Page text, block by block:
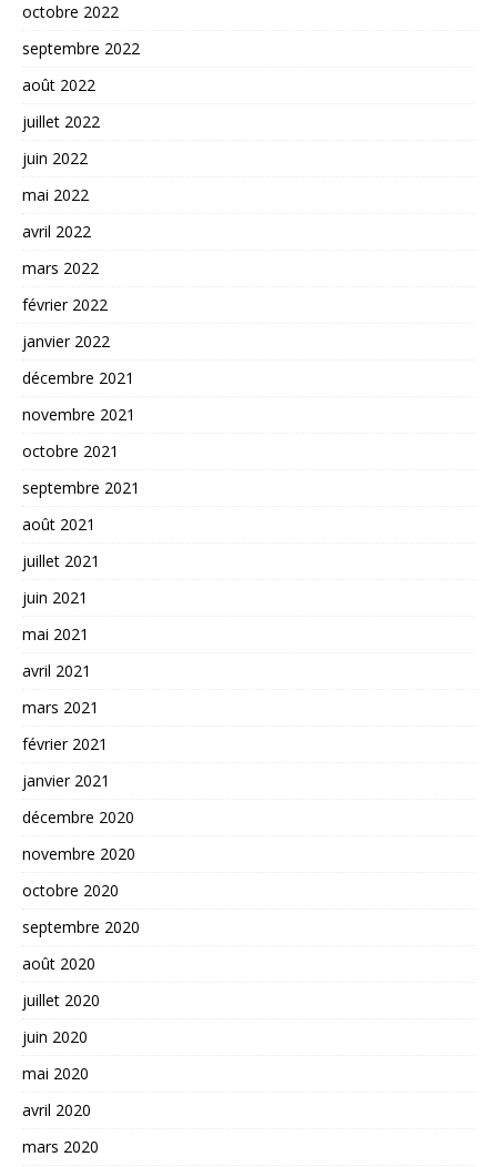
octobre 2022
septembre 2022
août 2022
juillet 2022
juin 2022
mai 2022
avril 2022
mars 2022
février 2022
janvier 2022
décembre 2021
novembre 2021
octobre 2021
septembre 2021
août 2021
juillet 2021
juin 2021
mai 2021
avril 2021
mars 2021
février 2021
janvier 2021
décembre 2020
novembre 2020
octobre 2020
septembre 2020
août 2020
juillet 2020
juin 2020
mai 2020
avril 2020
mars 2020